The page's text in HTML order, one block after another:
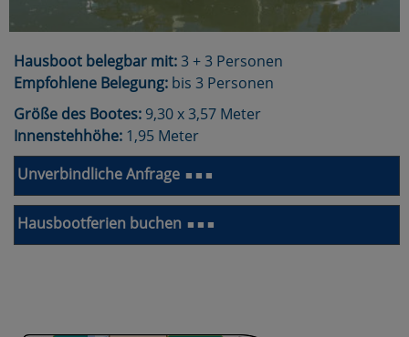
Hausboot belegbar mit:3 + 3 Personen
Empfohlene Belegung: bis 3 Personen
Größe des Bootes: 9,30 x 3,57 Meter
Innenstehhöhe: 1,95 Meter
Unverbindliche Anfrage ■ ■ ■
Hausbootferien buchen ■ ■ ■